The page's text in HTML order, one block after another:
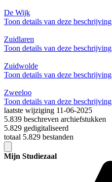
De Wijk
Toon details van deze beschrijving
Zuidlaren
Toon details van deze beschrijving
Zuidwolde
Toon details van deze beschrijving
Zweeloo
Toon details van deze beschrijving
laatste wijziging 11-06-2025
5.839 beschreven archiefstukken
5.829 gedigitaliseerd
totaal 5.829 bestanden
Mijn Studiezaal